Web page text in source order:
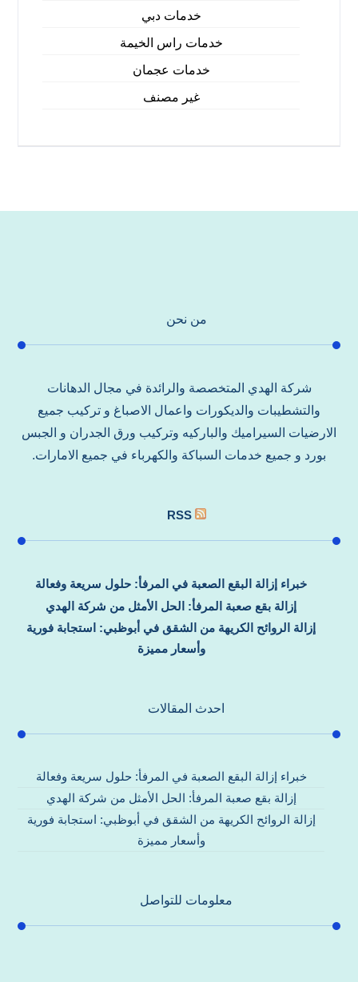
خدمات دبي
خدمات راس الخيمة
خدمات عجمان
غير مصنف
من نحن
شركة الهدي المتخصصة والرائدة في مجال الدهانات
والتشطيبات والديكورات واعمال الاصباغ و تركيب جميع
الارضيات السيراميك والباركيه وتركيب ورق الجدران و الجبس
بورد و جميع خدمات السباكة والكهرباء في جميع الامارات.
RSS
خبراء إزالة البقع الصعبة في المرفأ: حلول سريعة وفعالة
إزالة بقع صعبة المرفأ: الحل الأمثل من شركة الهدي
إزالة الروائح الكريهة من الشقق في أبوظبي: استجابة فورية
وأسعار مميزة
احدث المقالات
خبراء إزالة البقع الصعبة في المرفأ: حلول سريعة وفعالة
إزالة بقع صعبة المرفأ: الحل الأمثل من شركة الهدي
إزالة الروائح الكريهة من الشقق في أبوظبي: استجابة فورية
وأسعار مميزة
معلومات للتواصل